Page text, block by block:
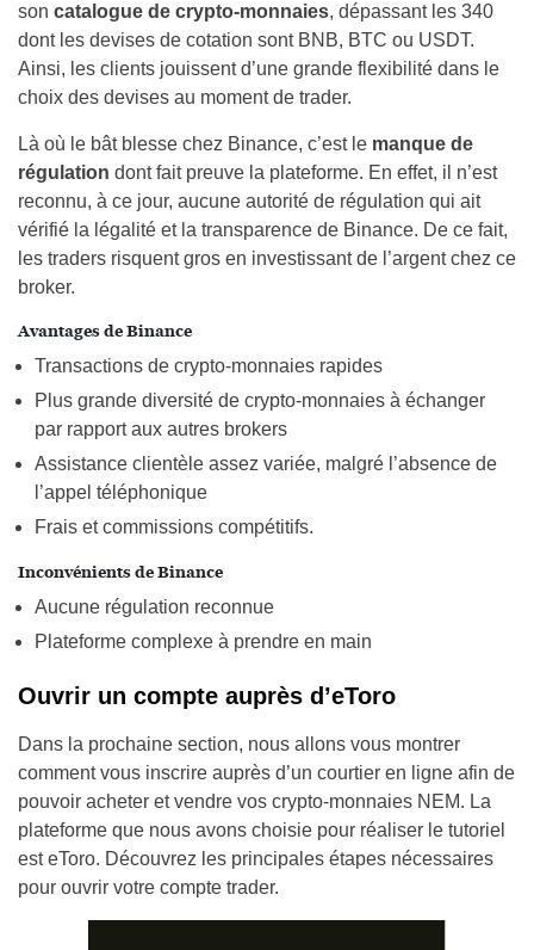
son catalogue de crypto-monnaies, dépassant les 340
dont les devises de cotation sont BNB, BTC ou USDT.
Ainsi, les clients jouissent d’une grande flexibilité dans le
choix des devises au moment de trader.
Là où le bât blesse chez Binance, c’est le manque de
régulation dont fait preuve la plateforme. En effet, il n’est
reconnu, à ce jour, aucune autorité de régulation qui ait
vérifié la légalité et la transparence de Binance. De ce fait,
les traders risquent gros en investissant de l’argent chez ce
broker.
Avantages de Binance
Transactions de crypto-monnaies rapides
Plus grande diversité de crypto-monnaies à échanger
par rapport aux autres brokers
Assistance clientèle assez variée, malgré l’absence de
l’appel téléphonique
Frais et commissions compétitifs.
Inconvénients de Binance
Aucune régulation reconnue
Plateforme complexe à prendre en main
Ouvrir un compte auprès d’eToro
Dans la prochaine section, nous allons vous montrer
comment vous inscrire auprès d’un courtier en ligne afin de
pouvoir acheter et vendre vos crypto-monnaies NEM. La
plateforme que nous avons choisie pour réaliser le tutoriel
est eToro. Découvrez les principales étapes nécessaires
pour ouvrir votre compte trader.